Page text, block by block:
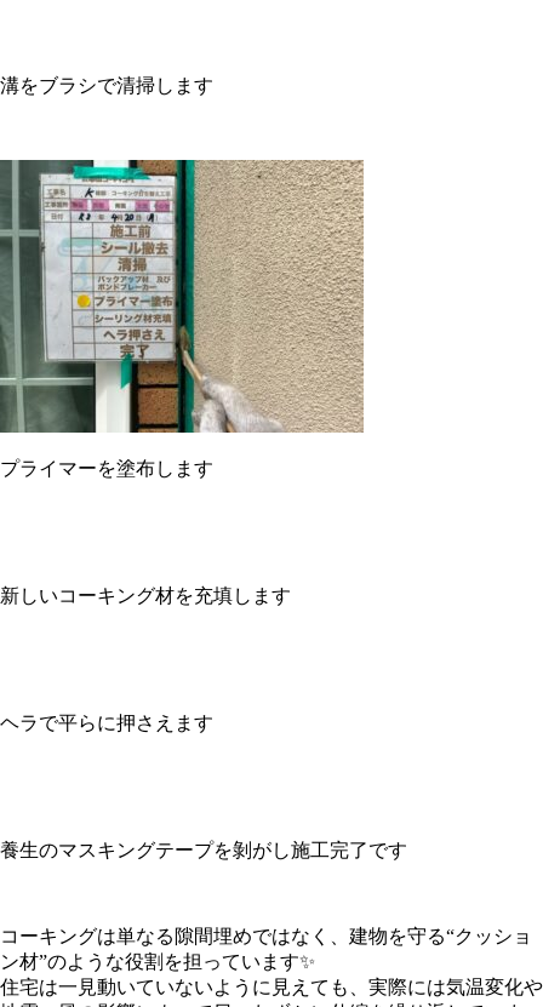
溝をブラシで清掃します
プライマーを塗布します
新しいコーキング材を充填します
ヘラで平らに押さえます
養生のマスキングテープを剝がし施工完了です
コーキングは単なる隙間埋めではなく、建物を守る“クッショ
ン材”のような役割を担っています✨
住宅は一見動いていないように見えても、実際には気温変化や